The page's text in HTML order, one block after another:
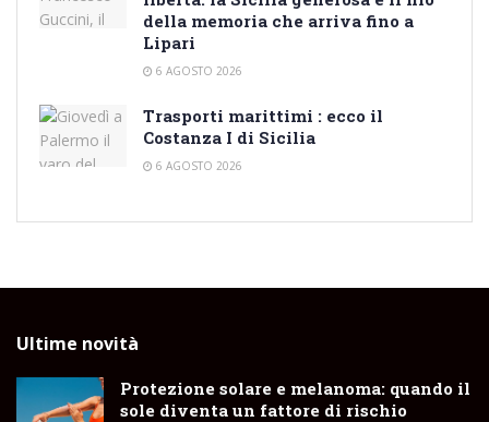
della memoria che arriva fino a
Lipari
6 AGOSTO 2026
Trasporti marittimi : ecco il
Costanza I di Sicilia
6 AGOSTO 2026
Ultime novità
Protezione solare e melanoma: quando il
sole diventa un fattore di rischio